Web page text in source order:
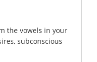
the vowels in your
subconscious